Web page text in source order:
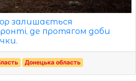
залишається
де протягом доби
Донецька область